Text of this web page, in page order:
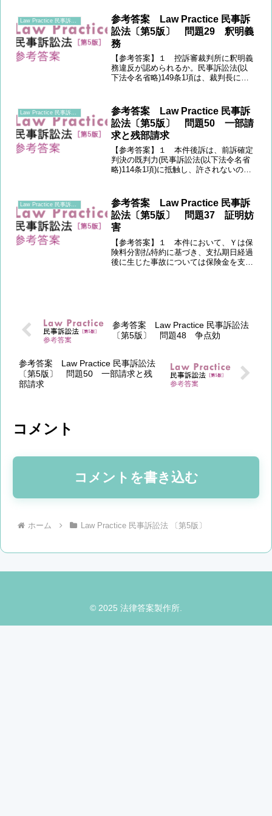
白に該当するところ、その効力が問題と
なる。２ 確かに、法の適...
参考答案 Law Practice 民事訴
訟法〔第5版〕 問題29 釈明義
務
【参考答案】１ 控訴審裁判所に釈明義
務違反が認められるか。民事訴訟法(以
下法令名省略)149条1項は、裁判長に釈
ころ、いかなる場合に釈明義務違反とな
るかが問題となる。２...
Law Practice 民事訴訟法 〔第5版〕
参考答案 Law Practice 民事訴
訟法〔第5版〕 問題50 一部請
求と残部請求
【参考答案】１ 本件後訴は、前訴確定
判決の既判力(民事訴訟法(以下法令名省
略)114条1項)に抵触し、許されないので
め、一部請求における訴訟物の範囲がい
かなる基準で決定...
Law Practice 民事訴訟法 〔第5版〕
参考答案 Law Practice 民事訴
訟法〔第5版〕 問題37 証明妨
害
【参考答案】１ 本件において、Ｙは保
険料分割払特約に基づき、支払期日経過
後に生じた事故については保険金を支払
参考答案 Law Practice 民事訴訟法
〔第5版〕 問題48 争点効
参考答案 Law Practice 民事訴訟法
〔第5版〕 問題50 一部請求と残
部請求
コメント
コメントを書き込む
ホーム Law Practice 民事訴訟法 〔第5版〕
© 2025 法律答案製作所.